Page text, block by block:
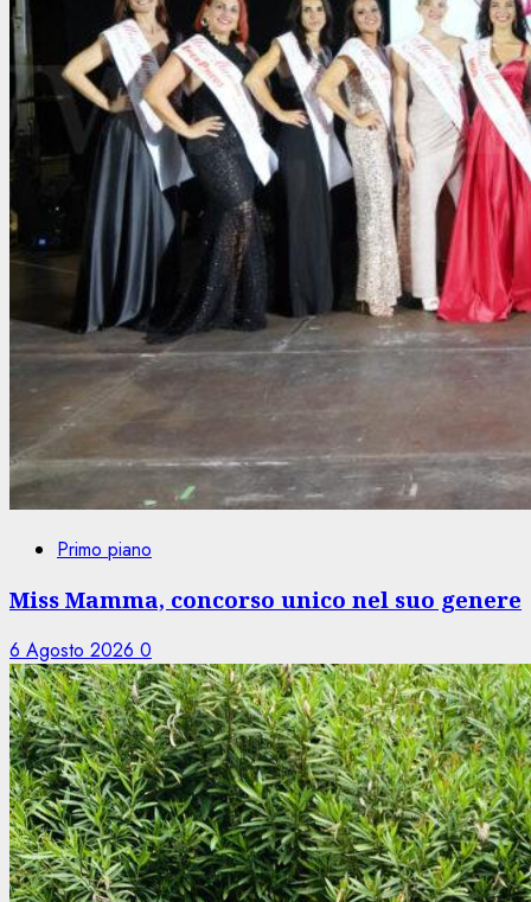
Primo piano
Miss Mamma, concorso unico nel suo genere
6 Agosto 2026 0